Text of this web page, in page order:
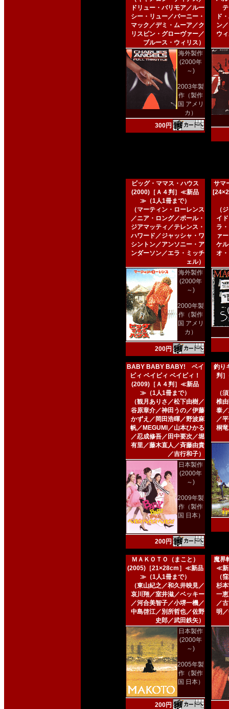
ドリュー・バリモア／ルー
シー・リュー／バーニー・
マック／デミ・ムーア／ク
リスピン・グローヴァー／
ブルース・ウィリス）
海外製作
(2000年
～)
2003年製
作（製作
国 アメリ
カ）
300円
ド
ン
ウ
ビッグ・ママス・ハウス
(2000)［Ａ４判］≪新品
≫（1人1冊まで）
（マーティン・ローレンス
／ニア・ロング／ポール・
ジアマッティ／テレンス・
ハワード／ジャッシャ・ワ
シントン／アンソニー・ア
ンダーソン／エラ・ミッチ
ェル）
海外製作
(2000年
～)
2000年製
作（製作
国 アメリ
カ）
200円
サマ
（
イ
ラ
ァ
ケ
オ
BABY BABY BABY! ベイ
ビィ ベイビィ ベイビィ！
(2009)［Ａ４判］≪新品
≫（1人1冊まで）
（観月ありさ／松下由樹／
谷原章介／神田うの／伊藤
かずえ／岡田浩暉／野波麻
帆／MEGUMI／山本ひかる
／忍成修吾／田中要次／堀
有里／藤木直人／斉藤由貴
／吉行和子）
日本製作
(2000年
～)
2009年製
作（製作
国 日本）
200円
釣り
判
（
椎
泰
／
桐
ＭＡＫＯＴＯ（まこと）
(2005)［21×28cm］≪新品
≫（1人1冊まで）
（東山紀之／和久井映見／
哀川翔／室井滋／ベッキー
／河合美智子／小堺一機／
中島啓江／別所哲也／佐野
史郎／武田鉄矢）
日本製作
(2000年
～)
2005年製
作（製作
国 日本）
200円
魔界
≪新
（
杉
一
／
明